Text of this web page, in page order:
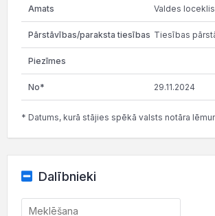
Valdes loceklis
Tiesības
29.11.2024
* Datums, kurā stājies spēkā valsts notāra
Dalībnieki